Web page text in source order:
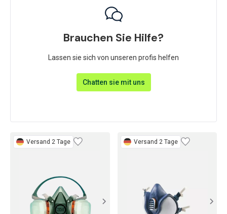
Brauchen Sie Hilfe?
Lassen sie sich von unseren profis helfen
Chatten sie mit uns
Versand 2 Tage Versand 2 Tage